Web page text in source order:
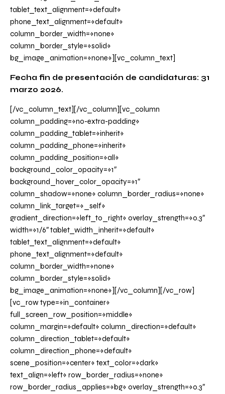
tablet_text_alignment=»default»
phone_text_alignment=»default»
column_border_width=»none»
column_border_style=»solid»
bg_image_animation=»none»][vc_column_text]
Fecha fin de presentación de candidaturas: 31
marzo 2026.
[/vc_column_text][/vc_column][vc_column
column_padding=»no-extra-padding»
column_padding_tablet=»inherit»
column_padding_phone=»inherit»
column_padding_position=»all»
background_color_opacity=»1″
background_hover_color_opacity=»1″
column_shadow=»none» column_border_radius=»none»
column_link_target=»_self»
gradient_direction=»left_to_right» overlay_strength=»0.3″
width=»1/6″ tablet_width_inherit=»default»
tablet_text_alignment=»default»
phone_text_alignment=»default»
column_border_width=»none»
column_border_style=»solid»
bg_image_animation=»none»][/vc_column][/vc_row]
[vc_row type=»in_container»
full_screen_row_position=»middle»
column_margin=»default» column_direction=»default»
column_direction_tablet=»default»
column_direction_phone=»default»
scene_position=»center» text_color=»dark»
text_align=»left» row_border_radius=»none»
row_border_radius_applies=»bg» overlay_strength=»0.3″